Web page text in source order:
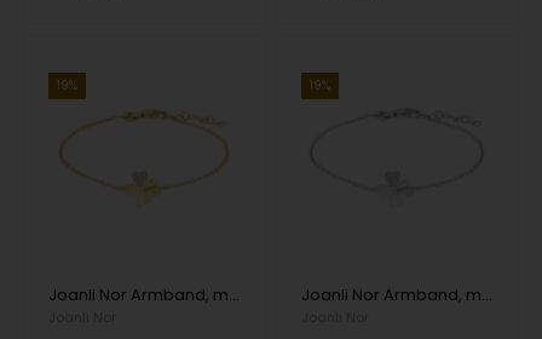
19%
Joanli Nor Armband, model 845113-3
19%
Joanli Nor Armband, model 845113